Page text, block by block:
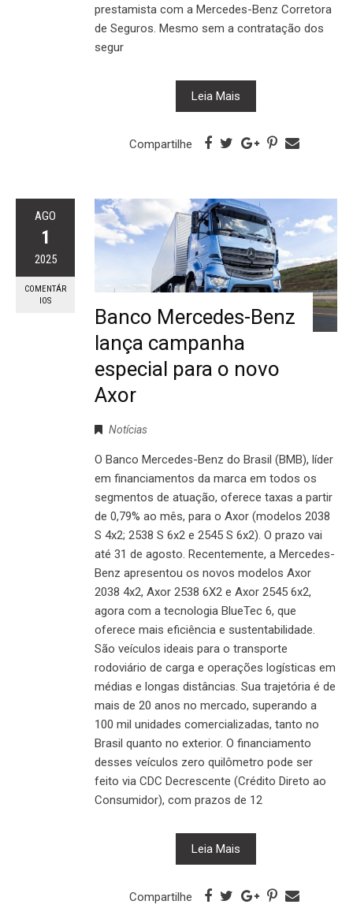
prestamista com a Mercedes-Benz Corretora
de Seguros. Mesmo sem a contratação dos
segur
Leia Mais
Compartilhe
AGO
1
2025
COMENTÁR
IOS
Banco Mercedes-Benz
lança campanha
especial para o novo
Axor
Notícias
O Banco Mercedes-Benz do Brasil (BMB), líder
em financiamentos da marca em todos os
segmentos de atuação, oferece taxas a partir
de 0,79% ao mês, para o Axor (modelos 2038
S 4x2; 2538 S 6x2 e 2545 S 6x2). O prazo vai
até 31 de agosto. Recentemente, a Mercedes-
Benz apresentou os novos modelos Axor
2038 4x2, Axor 2538 6X2 e Axor 2545 6x2,
agora com a tecnologia BlueTec 6, que
oferece mais eficiência e sustentabilidade.
São veículos ideais para o transporte
rodoviário de carga e operações logísticas em
médias e longas distâncias. Sua trajetória é de
mais de 20 anos no mercado, superando a
100 mil unidades comercializadas, tanto no
Brasil quanto no exterior. O financiamento
desses veículos zero quilômetro pode ser
feito via CDC Decrescente (Crédito Direto ao
Consumidor), com prazos de 12
Leia Mais
Compartilhe